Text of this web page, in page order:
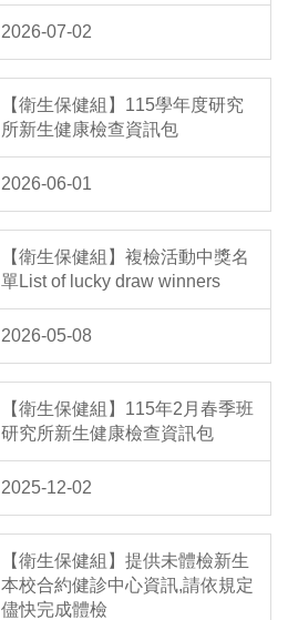
2026-07-02
【衛生保健組】115學年度研究
所新生健康檢查資訊包
2026-06-01
【衛生保健組】複檢活動中獎名
單List of lucky draw winners
2026-05-08
【衛生保健組】115年2月春季班
研究所新生健康檢查資訊包
2025-12-02
【衛生保健組】提供未體檢新生
本校合約健診中心資訊,請依規定
儘快完成體檢